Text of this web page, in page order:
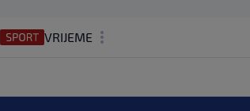
VRIJEME
REGIJA